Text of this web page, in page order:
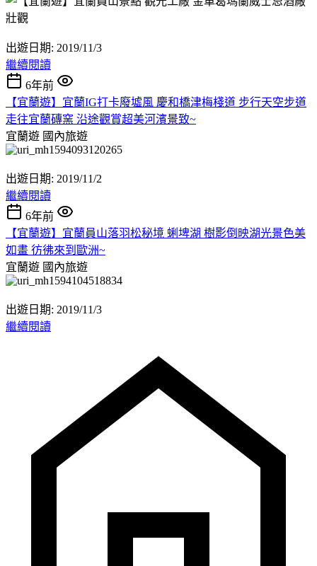
出遊日期: 2019/11/3
繼續閱讀
6年前
【宜蘭遊】宜蘭IG打卡廢墟風 慶和橋津梅棧道 步行天空步道
走往宜蘭磚窯 沿途觀賞超美河濱景致~
宜蘭遊 國內旅遊
出遊日期: 2019/11/2
繼續閱讀
6年前
【宜蘭遊】宜蘭員山落羽松秘境 蜊埤湖 樹影倒映湖光景色美
如畫 彷彿來到歐洲~
宜蘭遊 國內旅遊
出遊日期: 2019/11/3
繼續閱讀